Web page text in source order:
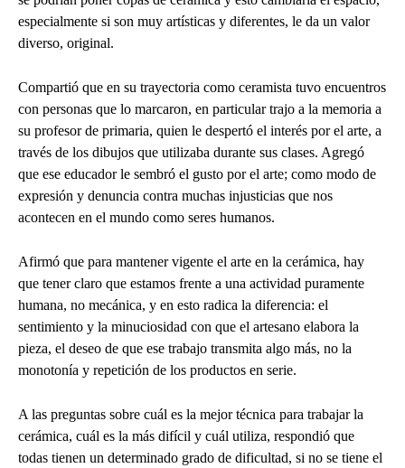
especialmente si son muy artísticas y diferentes, le da un valor
diverso, original.
Compartió que en su trayectoria como ceramista tuvo encuentros
con personas que lo marcaron, en particular trajo a la memoria a
su profesor de primaria, quien le despertó el interés por el arte, a
través de los dibujos que utilizaba durante sus clases. Agregó
que ese educador le sembró el gusto por el arte; como modo de
expresión y denuncia contra muchas injusticias que nos
acontecen en el mundo como seres humanos.
Afirmó que para mantener vigente el arte en la cerámica, hay
que tener claro que estamos frente a una actividad puramente
humana, no mecánica, y en esto radica la diferencia: el
sentimiento y la minuciosidad con que el artesano elabora la
pieza, el deseo de que ese trabajo transmita algo más, no la
monotonía y repetición de los productos en serie.
A las preguntas sobre cuál es la mejor técnica para trabajar la
cerámica, cuál es la más difícil y cuál utiliza, respondió que
todas tienen un determinado grado de dificultad, si no se tiene el